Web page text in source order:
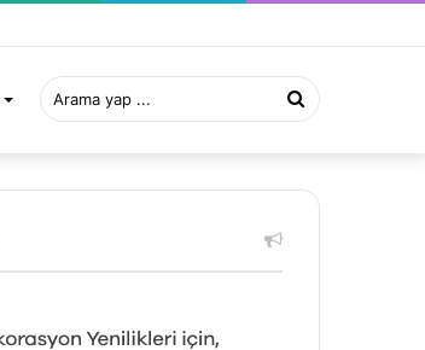
Arama
yap